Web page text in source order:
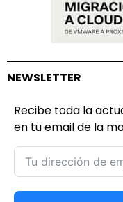
NEWSLETTER
Recibe toda la
en tu email de la